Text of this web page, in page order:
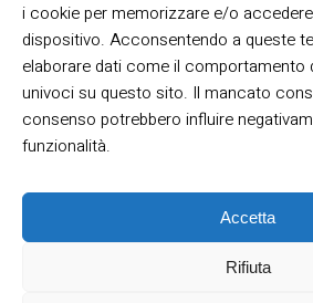
i cookie per memorizzare e/o
dispositivo. Acconsentendo a queste
elaborare dati come il comportamento
univoci su questo sito. Il mancato
consenso potrebbero influire
funzionalità.
Accetta
Rifiuta
Privacy